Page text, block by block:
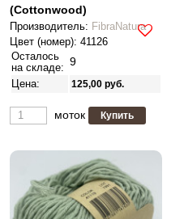
(Cottonwood)
Производитель: FibraNatura
Цвет (номер): 41126
Осталось
на складе: 9
Цена: 125,00 руб.
моток